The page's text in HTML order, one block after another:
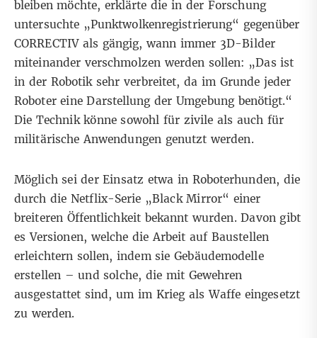
bleiben möchte, erklärte die in der Forschung
untersuchte „Punktwolkenregistrierung“ gegenüber
CORRECTIV als gängig, wann immer 3D-Bilder
miteinander verschmolzen werden sollen: „Das ist
in der Robotik sehr verbreitet, da im Grunde jeder
Roboter eine Darstellung der Umgebung benötigt.“
Die Technik könne sowohl für zivile als auch für
militärische Anwendungen genutzt werden.
Möglich sei der Einsatz etwa in Roboterhunden, die
durch die Netflix-Serie „Black Mirror“ einer
breiteren Öffentlichkeit bekannt wurden. Davon gibt
es Versionen, welche die Arbeit auf Baustellen
erleichtern sollen, indem sie Gebäudemodelle
erstellen – und solche, die mit Gewehren
ausgestattet sind, um im Krieg als Waffe eingesetzt
zu werden.